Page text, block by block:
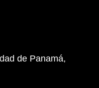
de Panamá,